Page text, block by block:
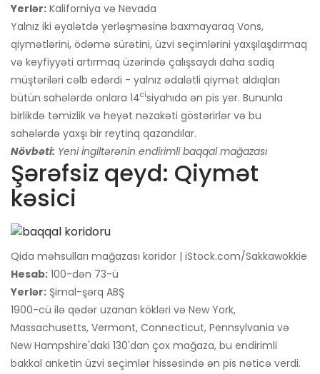
Yerlər: Kaliforniya və Nevada
Yalnız iki əyalətdə yerləşməsinə baxmayaraq Vons,
qiymətlərini, ödəmə sürətini, üzvi seçimlərini yaxşılaşdırmaq
və keyfiyyəti artırmaq üzərində çalışsaydı daha sadiq
müştəriləri cəlb edərdi - yalnız ədalətli qiymət aldıqları
bütün sahələrdə onlara 14cisiyahıda ən pis yer. Bununla
birlikdə təmizlik və heyət nəzakəti göstərirlər və bu
sahələrdə yaxşı bir reytinq qazandılar.
Növbəti: Yeni İngiltərənin endirimli baqqal mağazası
Şərəfsiz qeyd: Qiymət
kəsici
Qida məhsulları mağazası koridor | iStock.com/Sakkawokkie
Hesab: 100-dən 73-ü
Yerlər: Şimal-şərq ABŞ
1900-cü ilə qədər uzanan kökləri və New York,
Massachusetts, Vermont, Connecticut, Pennsylvania və
New Hampshire'daki 130'dan çox mağaza, bu endirimli
bakkal anketin üzvi seçimlər hissəsində ən pis nəticə verdi.